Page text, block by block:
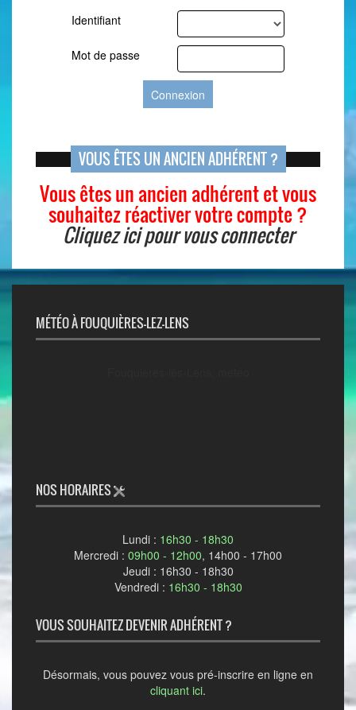
Identifiant
Mot de passe
VOUS ÊTES UN ANCIEN ADHÉRENT ?
Vous êtes un ancien adhérent et vous
souhaitez réactiver votre compte ?
Cliquez ici pour vous connecter
MÉTÉO À FOUQUIÈRES-LEZ-LENS
NOS HORAIRES
Lundi : 16h30 - 18h30
Mercredi : 09h00 - 12h00, 14h00 - 17h00
Jeudi : 16h30 - 18h30
Vendredi : 16h30 - 18h30
VOUS SOUHAITEZ DEVENIR ADHÉRENT ?
Désormais, vous pouvez vous pré-inscrire en ligne en
cliquant ici.